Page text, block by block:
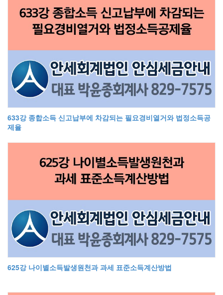
633강 종합소득 신고납부에 차감되는 필요경비열거와 법정소득공
제율
625강 나이별소득발생원천과 과세 표준소득계산방법